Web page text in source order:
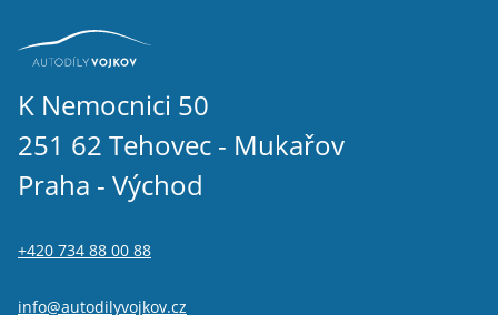
K Nemocnici 50
251 62 Tehovec - Mukařov
Praha - Východ
+420 734 88 00 88
info@autodilyvojkov.cz